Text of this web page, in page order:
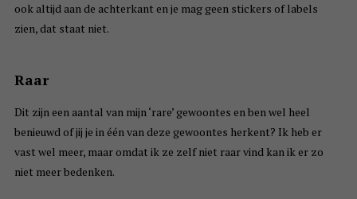
ook altijd aan de achterkant en je mag geen stickers of labels
zien, dat staat niet.
Raar
Dit zijn een aantal van mijn ‘rare’ gewoontes en ben wel heel
benieuwd of jij je in één van deze gewoontes herkent? Ik heb er
vast wel meer, maar omdat ik ze zelf niet raar vind kan ik er zo
niet meer bedenken.